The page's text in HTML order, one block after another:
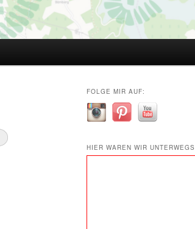
FOLGE MIR AUF:
HIER WAREN WIR UNTERWEGS